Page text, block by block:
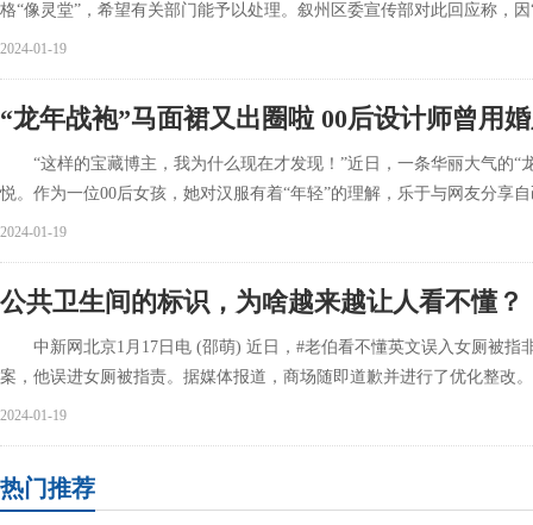
格“像灵堂”，希望有关部门能予以处理。叙州区委宣传部对此回应称，
2024-01-19
“龙年战袍”马面裙又出圈啦 00后设计师曾用
“这样的宝藏博主，我为什么现在才发现！”近日，一条华丽大气的“
悦。作为一位00后女孩，她对汉服有着“年轻”的理解，乐于与网友分享
2024-01-19
公共卫生间的标识，为啥越来越让人看不懂？
中新网北京1月17日电 (邵萌) 近日，#老伯看不懂英文误入女厕被指
案，他误进女厕被指责。据媒体报道，商场随即道歉并进行了优化整
2024-01-19
热门推荐